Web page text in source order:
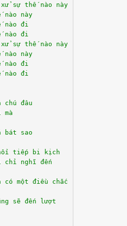
sự thế nào này
nào này
nào đi
nào đi
sự thế nào này
nào này
nào đi
nào đi
đâu
bát sao
tiếp bi kịch
chỉ nghĩ đến
có một điều chắc
sẽ đến lượt